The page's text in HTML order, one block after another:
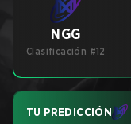
NGG
Clasificación #12
TU PREDICCIÓN